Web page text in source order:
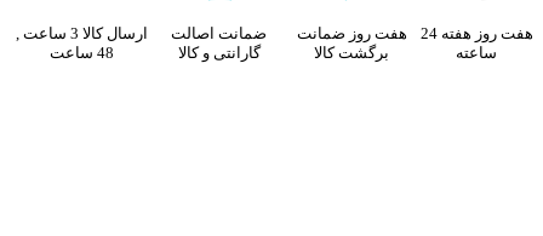
هفت روز هفته 24
ساعته
هفت روز ضمانت
برگشت کالا
ضمانت اصالت
گارانتی و کالا
ارسال کالا 3 ساعت ,
48 ساعت